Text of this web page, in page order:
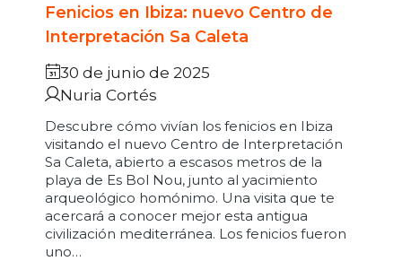
Fenicios en Ibiza: nuevo Centro de
Interpretación Sa Caleta
30 de junio de 2025
Nuria Cortés
Descubre cómo vivían los fenicios en Ibiza
visitando el nuevo Centro de Interpretación
Sa Caleta, abierto a escasos metros de la
playa de Es Bol Nou, junto al yacimiento
arqueológico homónimo. Una visita que te
acercará a conocer mejor esta antigua
civilización mediterránea. Los fenicios fueron
uno…